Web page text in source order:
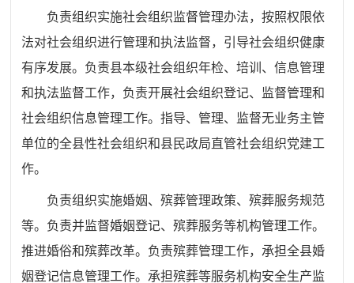
负责组织实施社会组织监督管理办法，按照权限依
法对社会组织进行管理和执法监督，引导社会组织健康
有序发展。负责县本级社会组织年检、培训、信息管理
和执法监督工作， 负责开展社会组织登记、监督管理和
社会组织信息管理工作。指导、管理、监督无业务主管
单位的全县性社会组织和县民政局直管社会组织党建工
作。
负责组织实施婚姻、殡葬管理政策、殡葬服务规范
等。负责并监督婚姻登记、殡葬服务等机构管理工作。
推进婚俗和殡葬改革。负责殡葬管理工作，承担全县婚
姻登记信息管理工作。承担殡葬等服务机构安全生产监